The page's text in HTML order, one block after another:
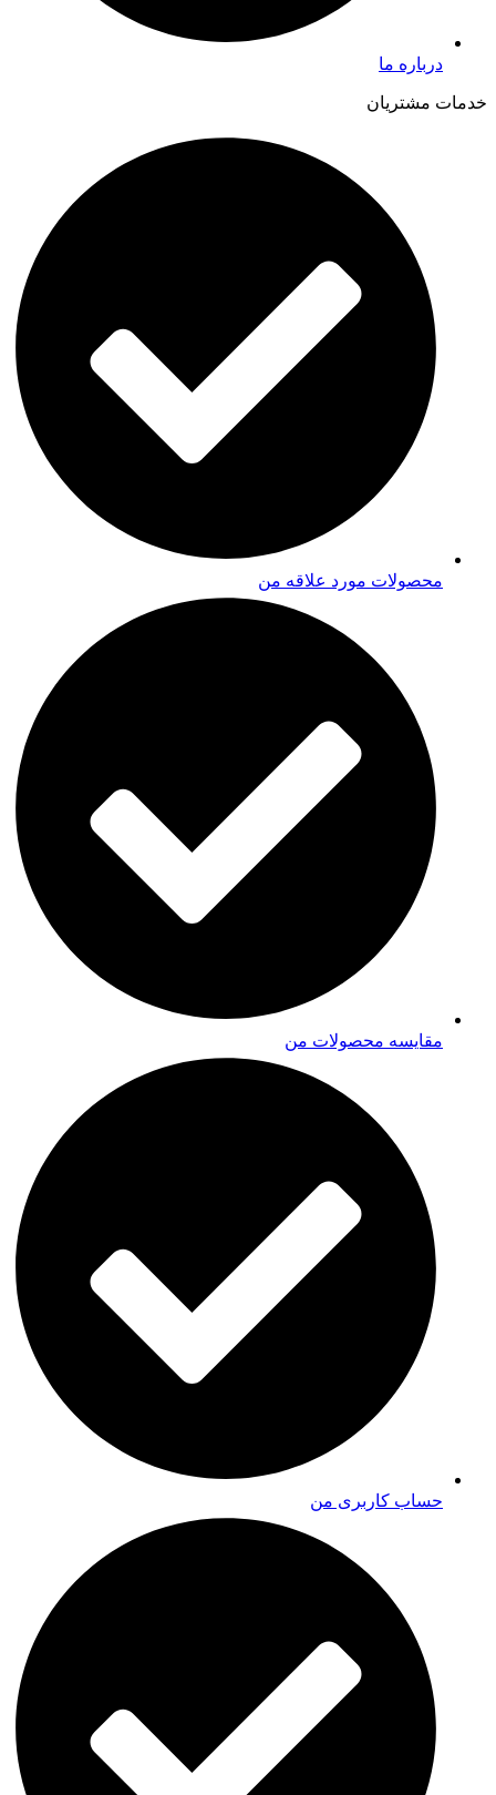
درباره ما
خدمات مشتریان
محصولات مورد علاقه من
مقایسه محصولات من
حساب کاربری من